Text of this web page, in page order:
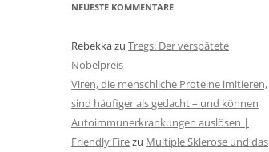
NEUESTE KOMMENTARE
Rebekkazu Tregs: Der verspätete
Nobelpreis
Viren, die menschliche Proteine imitieren,
sind häufiger als gedacht – und können
Autoimmunerkrankungen auslösen |
Friendly Firezu Multiple Sklerose und das